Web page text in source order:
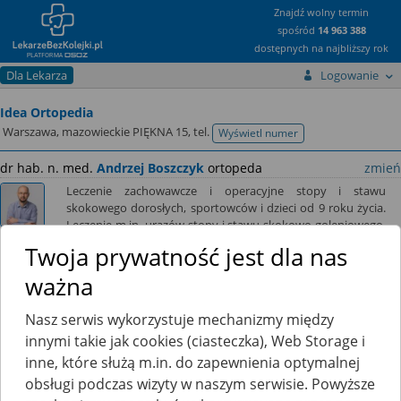
Znajdź wolny termin
spośród 14 963 388
dostępnych na najbliższy rok
Dla Lekarza Logowanie
Idea Ortopedia
Warszawa, mazowieckie PIĘKNA 15, tel. Wyświetl numer
telefonu
dr hab. n. med. Andrzej Boszczyk ortopeda zmień
Leczenie zachowawcze i operacyjne stopy i stawu
skokowego dorosłych, sportowców i dzieci od 9 roku życia.
Leczenie m.in. urazów stopy i stawu skokowo-goleniowego,
piętowej, nerwiaka Mortona czy paluchów sztywniejących.
Ten lekarz jeszcze nie udostępnia zamawiania recept przez
internet.
Kliknijtutaj, a poinformujemy go, że chciałbyś skorzystać z tej
Twoja prywatność jest dla nas
ważna
Nasz serwis wykorzystuje mechanizmy między
innymi takie jak cookies (ciasteczka), Web Storage i
inne, które służą m.in. do zapewnienia optymalnej
obsługi podczas wizyty w naszym serwisie. Powyższe